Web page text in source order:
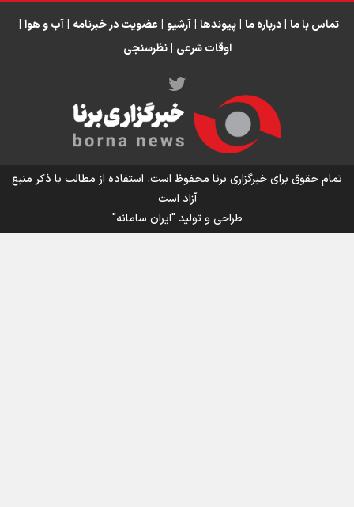
اینفو برنا / توصیه‌هایی طلایی برای پیاده روی اربعین
انتظار حضور تیم‌های بزرگ مثل استقلال در لیگ هستیم
تماس با ما درباره ما پیوندها آرشیو عضویت در خبرنامه آب و هوا
اوقات شرعی نظرسنجی
تمام حقوق برای خبرگزاری برنا محفوظ است. استفاده از مطالب با ذکر منبع
آزاد است
طراحی و تولید"ایران سامانه"